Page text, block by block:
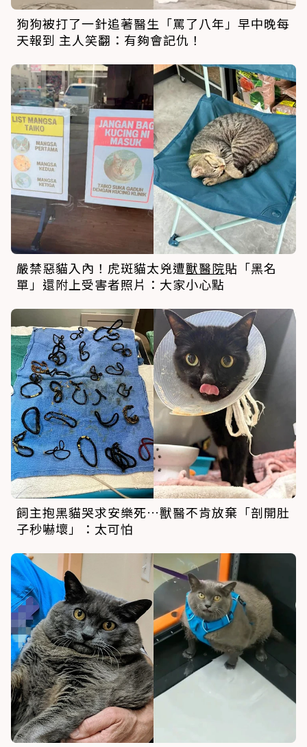
狗狗被打了一針追著醫生「罵了八年」早中晚每
天報到 主人笑翻：有夠會記仇！
嚴禁惡貓入內！虎斑貓太兇遭獸醫院貼「黑名
單」還附上受害者照片：大家小心點
飼主抱黑貓哭求安樂死…獸醫不肯放棄「剖開肚
子秒嚇壞」：太可怕